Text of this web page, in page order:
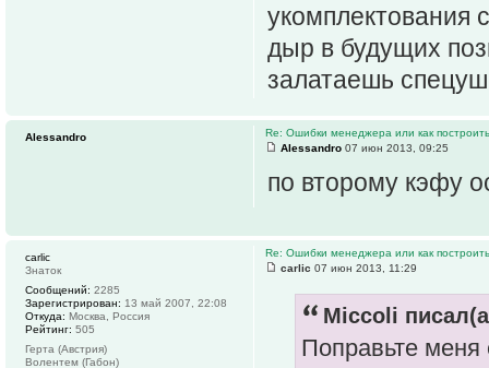
укомплектования
дыр в будущих
залатаешь
Re: Ошибки менеджера или как построить
Alessandro 07 июн 2013, 09:25
по второму кэфу
Alessandro
Re: Ошибки менеджера или как построить
carlic 07 июн 2013, 11:29
Miccoli
Поправьте меня
carlic
Знаток
Сообщений: 2285
Зарегистрирован: 13 май 2007, 22:08
Откуда: Москва, Россия
Рейтинг: 505
Герта (Австрия)
Волентем (Габон)